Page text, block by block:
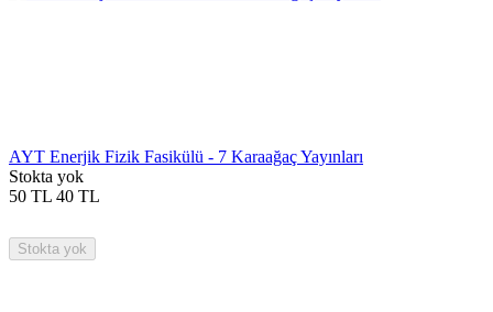
AYT Enerjik Fizik Fasikülü - 7 Karaağaç Yayınları
Stokta yok
50 TL 40 TL
Stokta yok